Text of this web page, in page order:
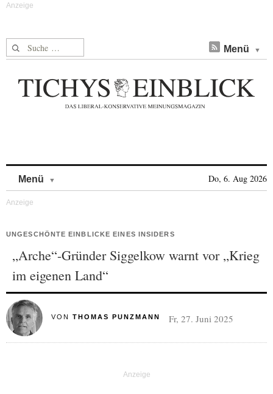
Suche nach: Menü
Menü Do, 6. Aug 2026
UNGESCHÖNTE EINBLICKE EINES INSIDERS
„Arche“-Gründer Siggelkow warnt vor „Krieg
im eigenen Land“
VON THOMAS PUNZMANN Fr, 27. Juni 2025